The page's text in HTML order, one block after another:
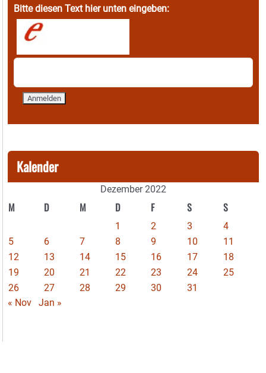
Bitte diesen Text hier unten eingeben:
Kalender
Dezember 2022
M D M D F S S
1 2 3
4
5
6 7 8 9 10
11
12
13 14 15 16 17
18
19
20 21 22 23 24
25
26
27 28 29 30
31
« Nov
Jan »